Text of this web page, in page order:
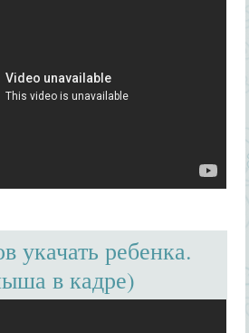
укачать ребенка.
в кадре)